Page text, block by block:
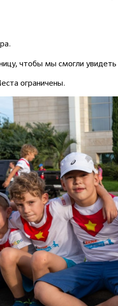
чтобы мы смогли
ограничены.